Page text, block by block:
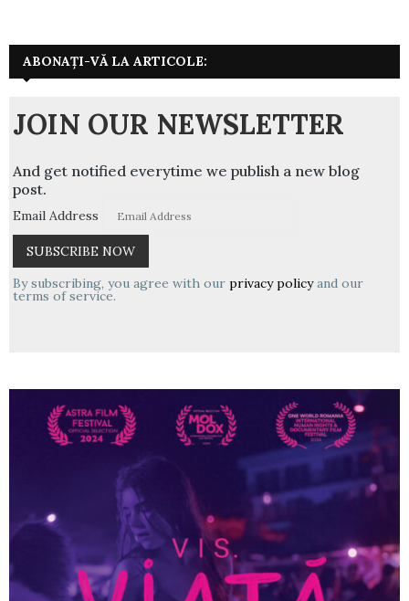
ABONAȚI-VĂ LA ARTICOLE:
JOIN OUR NEWSLETTER
And get notified everytime we publish a new blog
post.
Email Address
By subscribing, you agree with our privacy policyand our
terms of service.